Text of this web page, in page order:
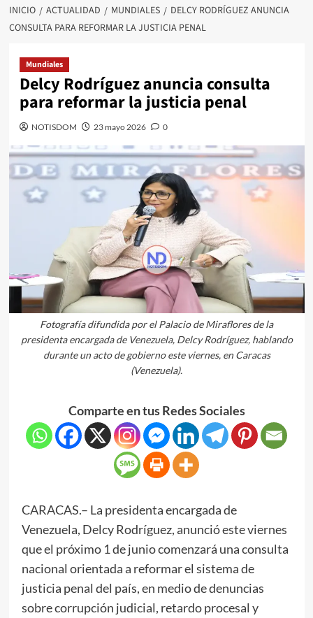
INICIO ACTUALIDAD MUNDIALES
DELCY RODRÍGUEZ ANUNCIA
CONSULTA PARA REFORMAR LA JUSTICIA PENAL
Mundiales
Delcy Rodríguez anuncia consulta
para reformar la justicia penal
NOTISDOM 23 mayo 2026 0
Fotografía difundida por el Palacio de Miraflores de la
presidenta encargada de Venezuela, Delcy Rodríguez, hablando
durante un acto de gobierno este viernes, en Caracas
(Venezuela).
Comparte en tus Redes Sociales
CARACAS.– La presidenta encargada de
Venezuela, Delcy Rodríguez, anunció este viernes
que el próximo 1 de junio comenzará una consulta
nacional orientada a reformar el sistema de
justicia penal del país, en medio de denuncias
sobre corrupción judicial, retardo procesal y